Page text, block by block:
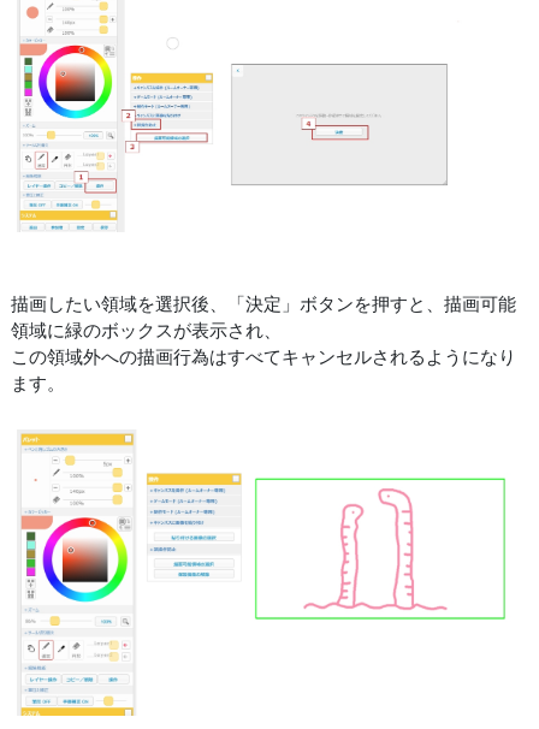
描画したい領域を選択後、「決定」ボタンを押すと、描画可能
領域に緑のボックスが表示され、
この領域外への描画行為はすべてキャンセルされるようになり
ます。